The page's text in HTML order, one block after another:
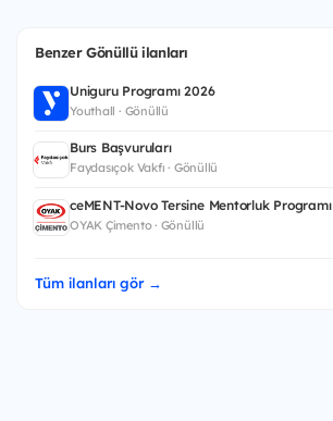
Benzer Gönüllü ilanları
Uniguru Programı 2026
Youthall · Gönüllü
Burs Başvuruları
Faydasıçok Vakfı · Gönüllü
ceMENT-Novo Tersine Mentorluk Programı
OYAK Çimento · Gönüllü
Tüm ilanları gör →